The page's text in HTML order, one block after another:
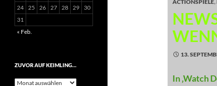
ACTIONSPIELE,
13.
In ‚Watch
24 25 26 27 28 29
30
31
« Feb.
ZUVOR AUF KEIMLING…
Zuvor